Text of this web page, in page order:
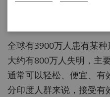
全球有3900万人患有某种
大约有800万人失明，主
通常可以轻松、便宜、有
分印度人群来说，接受有